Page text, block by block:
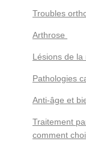
Troubles
Arthrose
Lésions de la
Pathologies
Anti-âge et
Traitement
comment